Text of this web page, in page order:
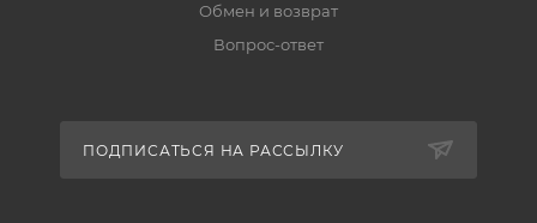
Обмен и возврат
Вопрос-ответ
ПОДПИСАТЬСЯ НА РАССЫЛКУ